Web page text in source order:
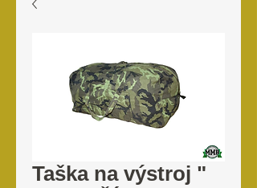
Taška na výstroj "